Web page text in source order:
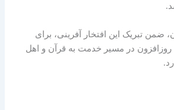
ضمن تبریک این افتخار آفرینی، برای
روزافزون در مسیر خدمت به قرآن و اهل